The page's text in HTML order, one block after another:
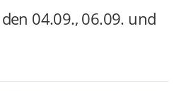
04.09., 06.09. und